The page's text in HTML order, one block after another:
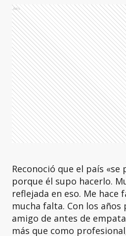
Ads
Reconoció que el país
porque él supo hacerlo.
reflejada en eso. Me hace
mucha falta. Con los años
amigo de antes de
más que como